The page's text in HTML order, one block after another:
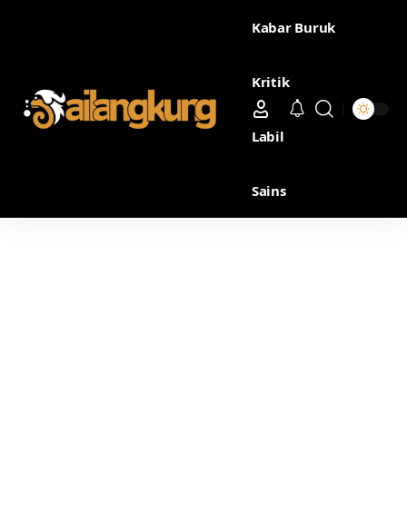
Kabar Buruk
Kritik
Labil
Sains